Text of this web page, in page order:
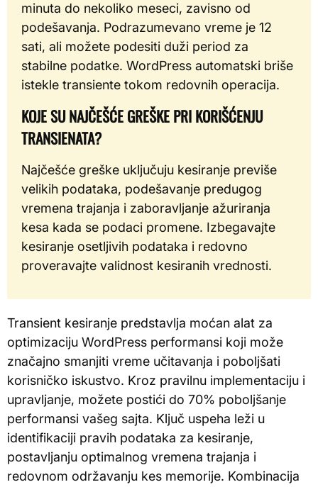
minuta do nekoliko meseci, zavisno od
podešavanja. Podrazumevano vreme je 12
sati, ali možete podesiti duži period za
stabilne podatke. WordPress automatski briše
istekle transiente tokom redovnih operacija.
KOJE SU NAJČEŠĆE GREŠKE PRI KORIŠĆENJU
TRANSIENATA?
Najčešće greške uključuju kesiranje previše
velikih podataka, podešavanje predugog
vremena trajanja i zaboravljanje ažuriranja
kesa kada se podaci promene. Izbegavajte
kesiranje osetljivih podataka i redovno
proveravajte validnost kesiranih vrednosti.
Transient kesiranje predstavlja moćan alat za
optimizaciju WordPress performansi koji može
značajno smanjiti vreme učitavanja i poboljšati
korisničko iskustvo. Kroz pravilnu implementaciju i
upravljanje, možete postići do 70% poboljšanje
performansi vašeg sajta. Ključ uspeha leži u
identifikaciji pravih podataka za kesiranje,
postavljanju optimalnog vremena trajanja i
redovnom održavanju kes memorije. Kombinacija